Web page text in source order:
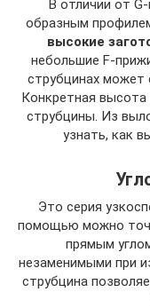
В отличии от
образным
высокие
небольшие F-
струбцинах может
Конкретная
струбцины. Из
узнать, как
Это серия
помощью можно
прямым
незаменимыми при
струбцина